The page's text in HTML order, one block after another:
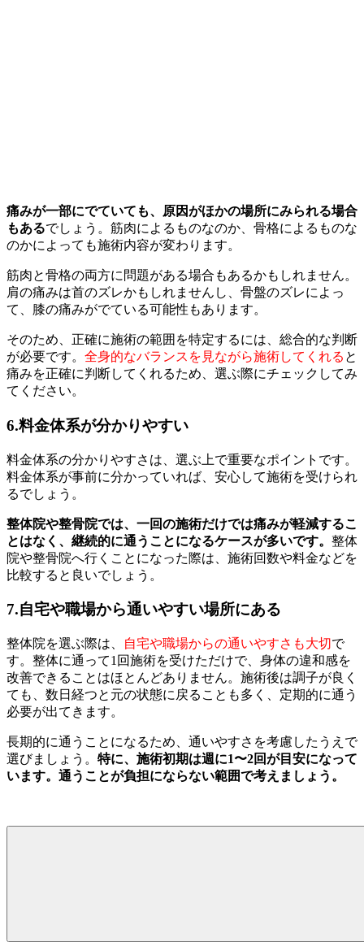
痛みが一部にでていても、原因がほかの場所にみられる場合
もあるでしょう。筋肉によるものなのか、骨格によるものな
のかによっても施術内容が変わります。
筋肉と骨格の両方に問題がある場合もあるかもしれません。
肩の痛みは首のズレかもしれませんし、骨盤のズレによっ
て、膝の痛みがでている可能性もあります。
そのため、正確に施術の範囲を特定するには、総合的な判断
が必要です。 全身的なバランスを見ながら施術してくれる と
痛みを正確に判断してくれるため、選ぶ際にチェックしてみ
てください。
6.料金体系が分かりやすい
料金体系の分かりやすさは、選ぶ上で重要なポイントです。
料金体系が事前に分かっていれば、安心して施術を受けられ
るでしょう。
整体院や整骨院では、一回の施術だけでは痛みが軽減するこ
とはなく、継続的に通うことになるケースが多いです。 整体
院や整骨院へ行くことになった際は、施術回数や料金などを
比較すると良いでしょう。
7.自宅や職場から通いやすい場所にある
整体院を選ぶ際は、 自宅や職場からの通いやすさも大切で
す。整体に通って1回施術を受けただけで、身体の違和感を
改善できることはほとんどありません。施術後は調子が良く
ても、数日経つと元の状態に戻ることも多く、定期的に通う
必要が出てきます。
長期的に通うことになるため、通いやすさを考慮したうえで
選びましょう。 特に、施術初期は週に1〜2回が目安になって
います。通うことが負担にならない範囲で考えましょう。